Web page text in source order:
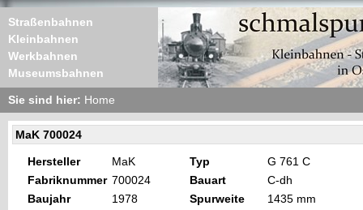
Straßenbahnen
Kleinbahnen
Werkbahnen
Museumsbahnen
Sie sind hier: Home
MaK 700024
Hersteller MaK Typ
G 761 C
Fabriknummer 700024 Bauart
C-dh
Baujahr
1978 Spurweite 1435 mm